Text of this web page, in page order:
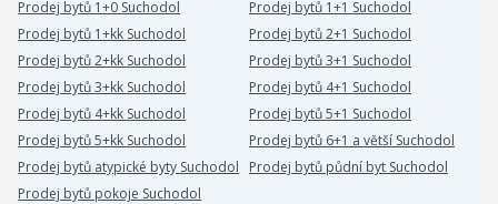
Prodej bytů 1+0 Suchodol
Prodej bytů 1+1 Suchodol
Prodej bytů 1+kk Suchodol
Prodej bytů 2+1 Suchodol
Prodej bytů 2+kk Suchodol
Prodej bytů 3+1 Suchodol
Prodej bytů 3+kk Suchodol
Prodej bytů 4+1 Suchodol
Prodej bytů 4+kk Suchodol
Prodej bytů 5+1 Suchodol
Prodej bytů 5+kk Suchodol
Prodej bytů 6+1 a větší Suchodol
Prodej bytů atypické byty Suchodol
Prodej bytů půdní byt Suchodol
Prodej bytů pokoje Suchodol